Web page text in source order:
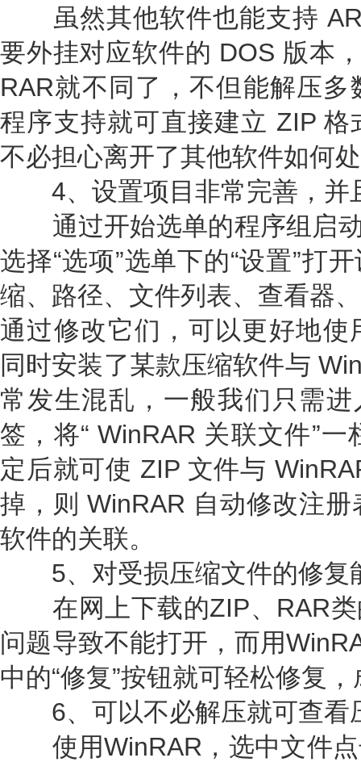
虽然其他软件也能支持
要外挂对应软件的 DOS 版本
RAR就不同了，不但能解压
程序支持就可直接建立 ZIP
不必担心离开了其他软件如何
4、设置项目非常完善，并
通过开始选单的程序组启动
选择“选项”选单下的“设置”打
缩、路径、文件列表、查看器
通过修改它们，可以更好地使
同时安装了某款压缩软件与
常发生混乱，一般我们只需进
签，将“ WinRAR 关联文件”
定后就可使 ZIP 文件与
掉，则 WinRAR 自动修改注
软件的关联。
5、对受损压缩文件的修复
在网上下载的ZIP、RAR类
问题导致不能打开，而用
中的“修复”按钮就可轻松修复
6、可以不必解压就可查看
使用WinRAR，选中文件点